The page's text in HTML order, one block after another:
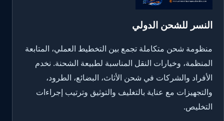
النسر للشحن الدولي
منظومة شحن متكاملة تجمع بين التخطيط العملي، المتابعة
المنظمة، وخيارات النقل المناسبة لطبيعة الشحنة. نخدم
الأفراد والشركات في شحن الأثاث، البضائع، الطرود،
والتجهيزات مع عناية بالتغليف والتوثيق وترتيب إجراءات
التخليص.